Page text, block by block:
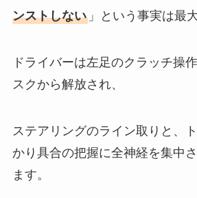
ンストしない」という事実は最
ドライバーは左足のクラッチ操
スクから解放され、
ステアリングのライン取りと、
かり具合の把握に全神経を集中
ます。